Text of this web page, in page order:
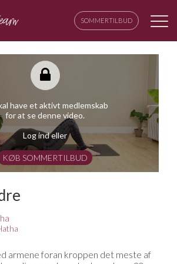
SOMMERTILBUD
have et aktivt medlemskab
for at se denne video.
Log ind eller
KØB SOMMERTILBUD
armene foran kroppen det meste af